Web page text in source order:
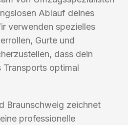
Ablauf deines
verwenden spezielles
Gurte und
dass dein
Transports optimal
Braunschweig zeichnet
professionelle